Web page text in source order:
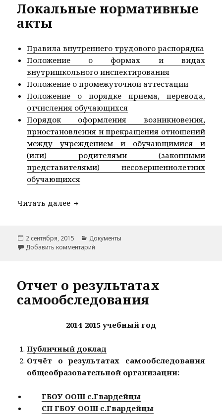
Локальные нормативные
акты
Правила внутреннего трудового распорядка
Положение о формах и видах
внутришкольного инспектирования
Положение о промежуточной аттестации
Положение о порядке приема, перевода,
отчисления обучающихся
Порядок оформления возникновения,
приостановления и прекращения отношений
между учреждением и обучающимися и
(или) родителями (законными
представителями) несовершеннолетних
обучающихся
Читать далее Локальные нормативные акты
Опубликовано
2 сентября, 2015 Рубрики
Документы
Добавить комментарий
Отчет о результатах
самообследования
2014-2015 учебный год
Публичный доклад
Отчёт о результатах самообследования
общеобразовательной организации:
ГБОУ ООШ с.Гвардейцы
СП ГБОУ ООШ с.Гвардейцы